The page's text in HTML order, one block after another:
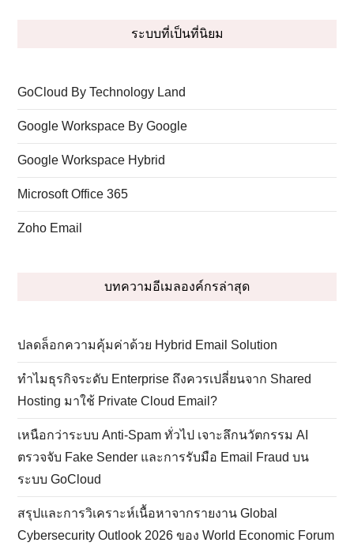
ระบบที่เป็นที่นิยม
GoCloud By Technology Land
Google Workspace By Google
Google Workspace Hybrid
Microsoft Office 365
Zoho Email
บทความอีเมลองค์กรล่าสุด
ปลดล็อกความคุ้มค่าด้วย Hybrid Email Solution
ทำไมธุรกิจระดับ Enterprise ถึงควรเปลี่ยนจาก Shared
Hosting มาใช้ Private Cloud Email?
เหนือกว่าระบบ Anti-Spam ทั่วไป เจาะลึกนวัตกรรม AI
ตรวจจับ Fake Sender และการรับมือ Email Fraud บน
ระบบ GoCloud
สรุปและการวิเคราะห์เนื้อหาจากรายงาน Global
Cybersecurity Outlook 2026 ของ World Economic Forum